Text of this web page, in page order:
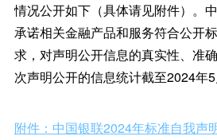
情况公开如下（具体请见附件）。
承诺相关金融产品和服务符合公开
求，对声明公开信息的真实性、准
次声明公开的信息统计截至2024年5
附件：中国银联2024年标准自我声